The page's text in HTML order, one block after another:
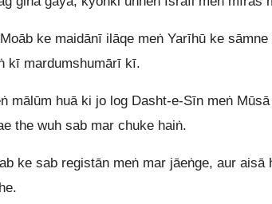
ke maidānī ilāqe meṅ Yarīhū ke
kī mardumshumārī kī.
mālūm huā ki jo log Dasht-e-Sīn meṅ
the wuh sab mar chuke haiṅ.
ke sab registān meṅ mar jāeṅge, aur aisā